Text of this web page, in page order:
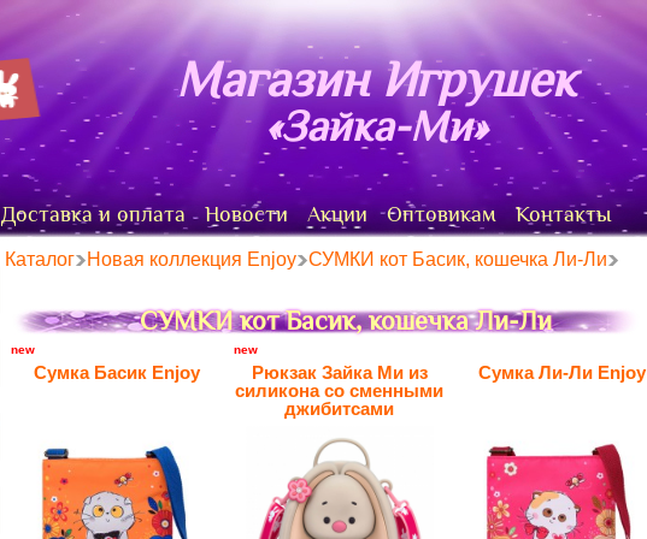
Магазин Игрушек
«Зайка-Ми»
Доставка и оплата Новости Акции Оптовикам Контакты
Каталог Новая коллекция Enjoy СУМКИ кот Басик, кошечка Ли-Ли
СУМКИ кот Басик, кошечка Ли-Ли
new
Сумка Басик Enjoy
new
Рюкзак Зайка Ми из
силикона со сменными
джибитсами
Сумка Ли-Ли Enjoy